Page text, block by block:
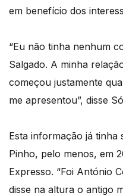
em benefício dos
“Eu não tinha nenhum
Salgado. A minha
começou justamente
me apresentou”, disse
Esta informação já
Pinho, pelo menos, em
Expresso. “Foi António
disse na altura o antigo